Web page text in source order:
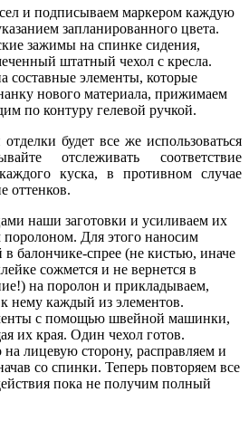
и подписываем маркером каждую
запланированного цвета.
зажимы на спинке сидения,
штатный чехол с кресла.
составные элементы, которые
нового материала, прижимаем
по контуру гелевой ручкой.
будет все же использоваться
отслеживать соответствие
куска, в противном случае
оттенков.
наши заготовки и усиливаем их
Для этого наносим
балончике-спрее (не кистью, иначе
сожмется и не вернется в
на поролон и прикладываем,
нему каждый из элементов.
с помощью швейной машинки,
их края. Один чехол готов.
лицевую сторону, расправляем и
со спинки. Теперь повторяем все
пока не получим полный